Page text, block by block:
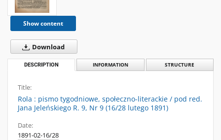
Show content
Download
DESCRIPTION INFORMATION STRUCTURE
Title:
Rola : pismo tygodniowe, społeczno-literackie / pod red.
Jana Jeleńskiego R. 9, Nr 9 (16/28 lutego 1891)
Date:
1891-02-16/28